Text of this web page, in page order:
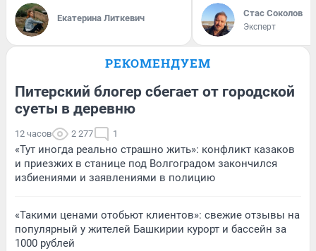
Екатерина Литкевич Стас Соколов
Эксперт
РЕКОМЕНДУЕМ
Питерский блогер сбегает от городской
суеты в деревню
12 часов 2 277 1
«Тут иногда реально страшно жить»: конфликт казаков
и приезжих в станице под Волгоградом закончился
избиениями и заявлениями в полицию
«Такими ценами отобьют клиентов»: свежие отзывы на
популярный у жителей Башкирии курорт и бассейн за
1000 рублей